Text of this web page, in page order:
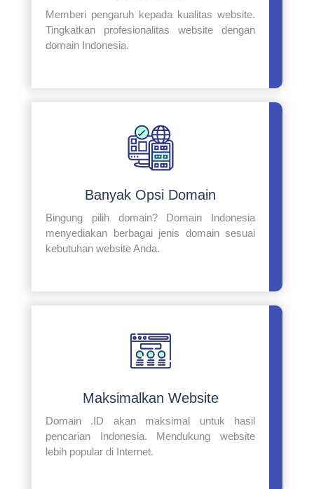
Memberi pengaruh kepada kualitas website.
Tingkatkan profesionalitas website dengan
domain Indonesia.
Banyak Opsi Domain
Bingung pilih domain? Domain Indonesia
menyediakan berbagai jenis domain sesuai
kebutuhan website Anda.
Maksimalkan Website
Domain .ID akan maksimal untuk hasil
pencarian Indonesia. Mendukung website
lebih popular di Internet.